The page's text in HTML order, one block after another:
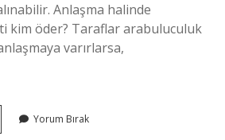
Anlaşma halinde
kim öder? Taraflar arabuluculuk
varırlarsa,
Yorum Bırak